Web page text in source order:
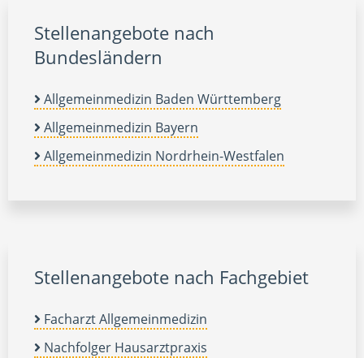
Stellenangebote nach
Bundesländern
Allgemeinmedizin Baden Württemberg
Allgemeinmedizin Bayern
Allgemeinmedizin Nordrhein-Westfalen
Stellenangebote nach Fachgebiet
Facharzt Allgemeinmedizin
Nachfolger Hausarztpraxis